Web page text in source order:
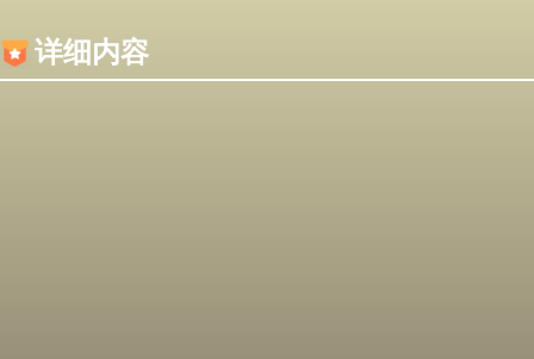
详细内容